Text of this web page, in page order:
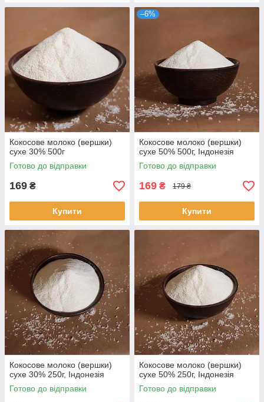
Кокосове молоко (вершки)
сухе 30% 500г
Готово до відправки
169 ₴
Купити
–6%
Кокосове молоко (вершки)
сухе 50% 500г, Індонезія
Готово до відправки
169 ₴ 179 ₴
Купити
Кокосове молоко (вершки)
сухе 30% 250г, Індонезія
Готово до відправки
Кокосове молоко (вершки)
сухе 50% 250г, Індонезія
Готово до відправки